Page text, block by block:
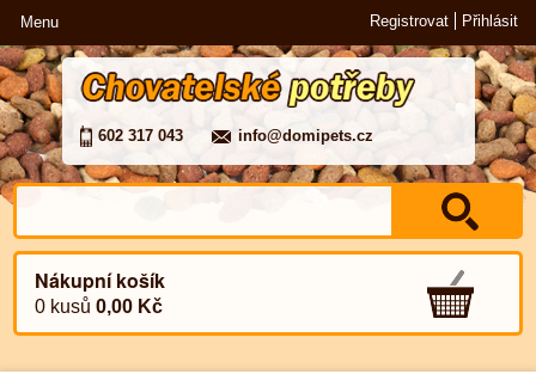
Menu Registrovat Přihlásit
602 317 043 info@domipets.cz
Nákupní košík
0 kusů0,00 Kč